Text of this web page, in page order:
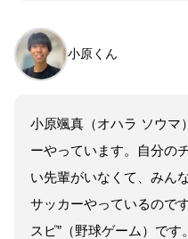
小原颯真（オハラ ソウマ
ーやっています。自分の
い先輩がいなくて、みん
サッカーやっているので
スピ”（野球ゲーム）です。
小原くん